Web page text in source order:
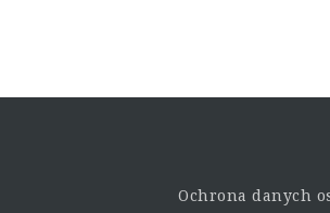
Ochrona danych